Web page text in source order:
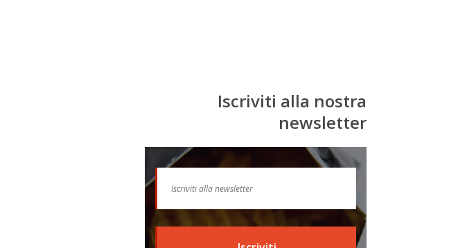
Iscriviti alla nostra
newsletter